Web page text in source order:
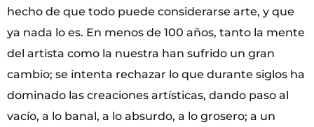
hecho de que todo puede considerarse arte, y que
ya nada lo es. En menos de 100 años, tanto la mente
del artista como la nuestra han sufrido un gran
cambio; se intenta rechazar lo que durante siglos ha
dominado las creaciones artísticas, dando paso al
vacío, a lo banal, a lo absurdo, a lo grosero; a un